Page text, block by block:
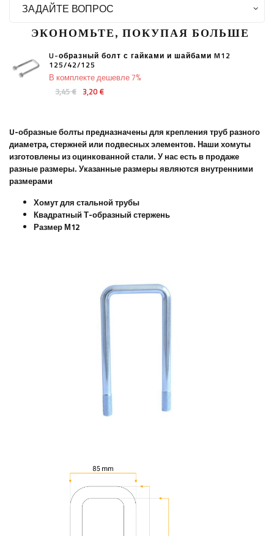
ЗАДАЙТЕ ВОПРОС
ЭКОНОМЬТЕ, ПОКУПАЯ БОЛЬШЕ
U-образный болт с гайками и шайбами M12
125/42/125
3,45 € 3,20 €
В комплекте дешевле 7%
U-образные болты предназначены для крепления труб разного
диаметра, стержней или подвесных элементов. Наши хомуты
изготовлены из оцинкованной стали. У нас есть в продаже
разные размеры. Указанные размеры являются внутренними
размерами
Хомут для стальной трубы
Квадратный Т-образный стержень
Размер М12